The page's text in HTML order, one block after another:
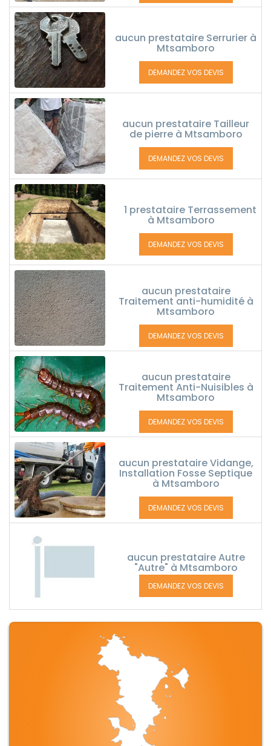
aucun prestataire Serrurier à
Mtsamboro
DEMANDEZ VOS DEVIS
aucun prestataire Tailleur
de pierre à Mtsamboro
DEMANDEZ VOS DEVIS
1 prestataire Terrassement
à Mtsamboro
DEMANDEZ VOS DEVIS
aucun prestataire
Traitement anti-humidité à
Mtsamboro
DEMANDEZ VOS DEVIS
aucun prestataire
Traitement Anti-Nuisibles à
Mtsamboro
DEMANDEZ VOS DEVIS
aucun prestataire Vidange,
Installation Fosse Septique
à Mtsamboro
DEMANDEZ VOS DEVIS
aucun prestataire Autre
"Autre" à Mtsamboro
DEMANDEZ VOS DEVIS